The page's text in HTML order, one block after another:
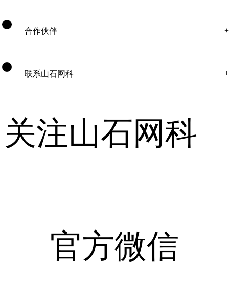
合作伙伴
联系山石网科
关注山石网科
官方微信